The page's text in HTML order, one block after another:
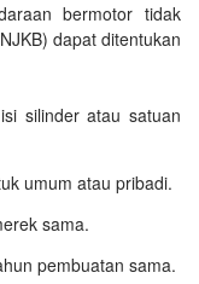
bermotor tidak
dapat ditentukan
silinder atau satuan
umum atau pribadi.
sama.
pembuatan sama.